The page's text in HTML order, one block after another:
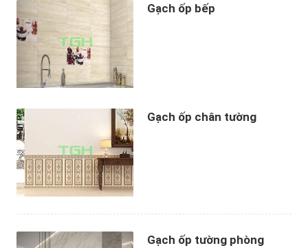
Gạch ốp bếp
Gạch ốp chân tường
Gạch ốp tường phòng